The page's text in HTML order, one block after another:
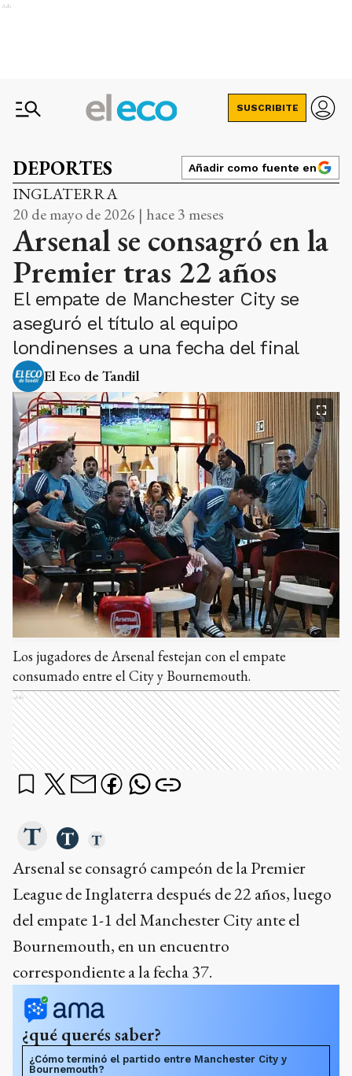
Ads
SUSCRIBITE
DEPORTES Añadir como fuente en
INGLATERRA
20 de mayo de 2026 | hace 3 meses
Arsenal se consagró en la
Premier tras 22 años
El empate de Manchester City se
aseguró el título al equipo
londinenses a una fecha del final
El Eco de Tandil
Los jugadores de Arsenal festejan con el empate
consumado entre el City y Bournemouth.
Ads
Arsenal se consagró campeón de la Premier
League de Inglaterra después de 22 años, luego
del empate 1-1 del Manchester City ante el
Bournemouth, en un encuentro
correspondiente a la fecha 37.
¿qué querés saber?
¿Cómo terminó el partido entre Manchester City y
Bournemouth?